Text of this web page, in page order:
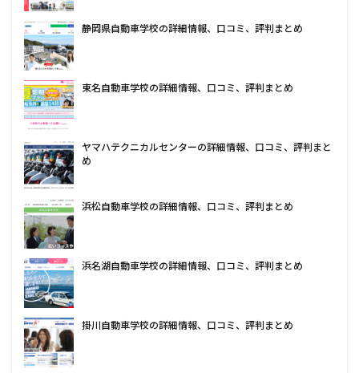
静岡県自動車学校の詳細情報、口コミ、評判まとめ
東名自動車学校の詳細情報、口コミ、評判まとめ
ヤマハテクニカルセンターの詳細情報、口コミ、評判まと
め
浜松自動車学校の詳細情報、口コミ、評判まとめ
浜名湖自動車学校の詳細情報、口コミ、評判まとめ
掛川自動車学校の詳細情報、口コミ、評判まとめ